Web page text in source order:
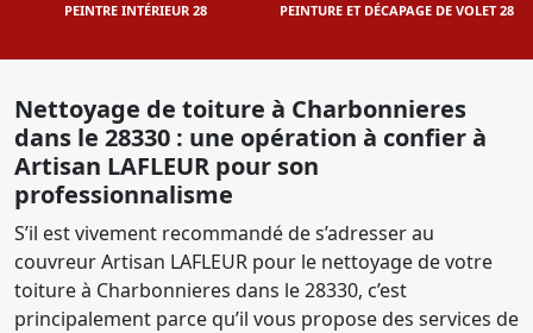
PEINTRE INTÉRIEUR 28 PEINTURE ET DÉCAPAGE DE VOLET 28
Nettoyage de toiture à Charbonnieres
dans le 28330 : une opération à confier à
Artisan LAFLEUR pour son
professionnalisme
S’il est vivement recommandé de s’adresser au
couvreur Artisan LAFLEUR pour le nettoyage de votre
toiture à Charbonnieres dans le 28330, c’est
principalement parce qu’il vous propose des services de